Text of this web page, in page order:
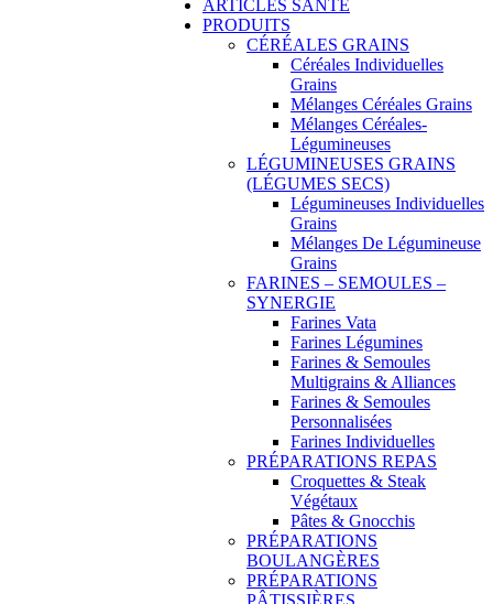
ARTICLES SANTE
PRODUITS
CÉRÉALES GRAINS
Céréales Individuelles
Grains
Mélanges Céréales Grains
Mélanges Céréales-
Légumineuses
LÉGUMINEUSES GRAINS
(LÉGUMES SECS)
Légumineuses Individuelles
Grains
Mélanges De Légumineuse
Grains
FARINES – SEMOULES –
SYNERGIE
Farines Vata
Farines Légumines
Farines & Semoules
Multigrains & Alliances
Farines & Semoules
Personnalisées
Farines Individuelles
PRÉPARATIONS REPAS
Croquettes & Steak
Végétaux
Pâtes & Gnocchis
PRÉPARATIONS
BOULANGÈRES
PRÉPARATIONS
PÂTISSIÈRES